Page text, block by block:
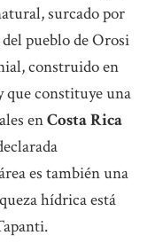
surcado por
pueblo de Orosi
construido en
que constituye una
enCosta Rica
es también una
hídrica está